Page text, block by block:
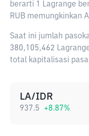
berarti 1 Lagrange
RUB memungkinkan
Saat ini jumlah
380,105,462
total kapitalisasi
LA/IDR
937.5 +8.87%